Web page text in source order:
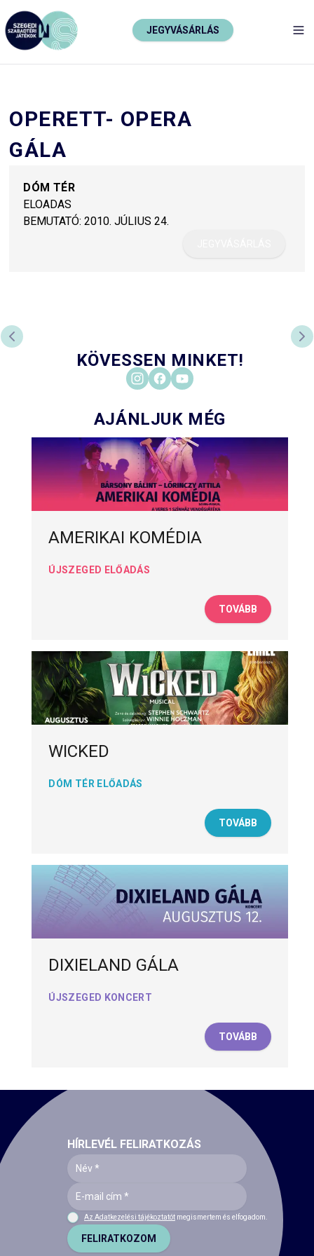
JEGYVÁSÁRLÁS
OPERETT- OPERA
GÁLA
DÓM TÉR
ELOADAS
BEMUTATÓ: 2010. JÚLIUS 24.
PREVIOUS SLIDE
KÖVESSEN MINKET!
AJÁNLJUK MÉG
AMERIKAI KOMÉDIA
ÚJSZEGED ELŐADÁS
TOVÁBB
WICKED
DÓM TÉR ELŐADÁS
TOVÁBB
DIXIELAND GÁLA
ÚJSZEGED KONCERT
TOVÁBB
HÍRLEVÉL FELIRATKOZÁS
Az Adatkezelési tájékoztatót megismertem és elfogadom.
FELIRATKOZOM